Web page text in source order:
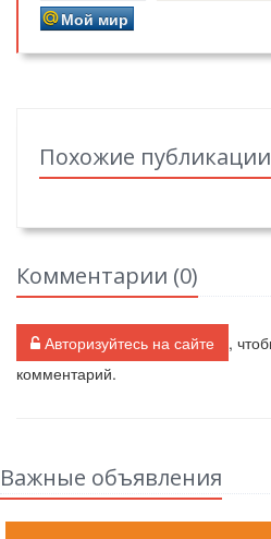
Мой мир
Похожие публикации
Комментарии (0)
Авторизуйтесь на сайте
,
комментарий.
Важные объявления